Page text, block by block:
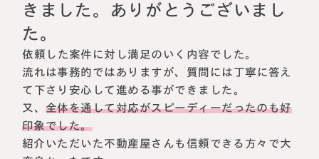
相続税試算について
料金表
選ばれる理由
よくある質問
きました。ありがとうございまし
た。
依頼した案件に対し満足のいく内容でした。
流れは事務的ではありますが、質問には丁寧に答え
て下さり安心して進める事ができました。
又、全体を通して対応がスピーディーだったのも好
印象でした。
紹介いただいた不動産屋さんも信頼できる方々で大